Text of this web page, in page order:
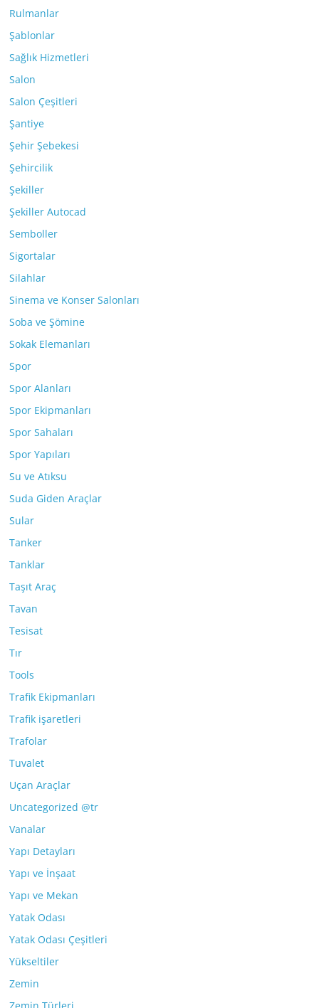
Rulmanlar
Şablonlar
Sağlık Hizmetleri
Salon
Salon Çeşitleri
Şantiye
Şehir Şebekesi
Şehircilik
Şekiller
Şekiller Autocad
Semboller
Sigortalar
Silahlar
Sinema ve Konser Salonları
Soba ve Şömine
Sokak Elemanları
Spor
Spor Alanları
Spor Ekipmanları
Spor Sahaları
Spor Yapıları
Su ve Atıksu
Suda Giden Araçlar
Sular
Tanker
Tanklar
Taşıt Araç
Tavan
Tesisat
Tır
Tools
Trafik Ekipmanları
Trafik işaretleri
Trafolar
Tuvalet
Uçan Araçlar
Uncategorized @tr
Vanalar
Yapı Detayları
Yapı ve İnşaat
Yapı ve Mekan
Yatak Odası
Yatak Odası Çeşitleri
Yükseltiler
Zemin